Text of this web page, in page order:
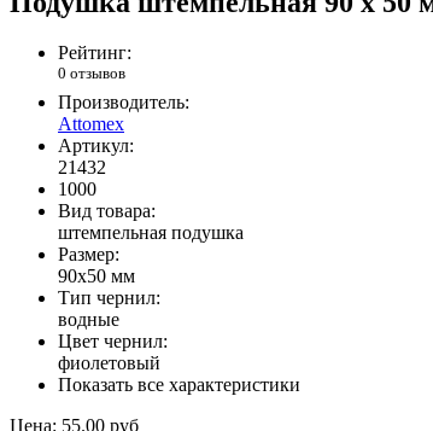
Рейтинг:
0 отзывов
Производитель:
Attomex
Артикул:
21432
1000
Вид товара:
штемпельная подушка
Размер:
90x50 мм
Тип чернил:
водные
Цвет чернил:
фиолетовый
Показать все характеристики
Цена: 55.00 руб